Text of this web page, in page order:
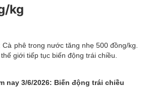
kg
phê trong nước tăng nhẹ 500 đồng/kg.
giới tiếp tục biến động trái chiều.
nay 3/6/2026: Biến động trái chiều